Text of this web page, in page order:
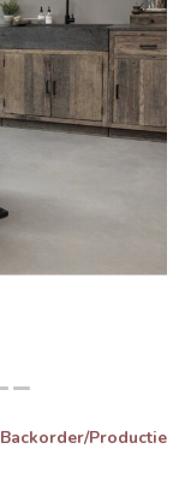
Backorder/Productie